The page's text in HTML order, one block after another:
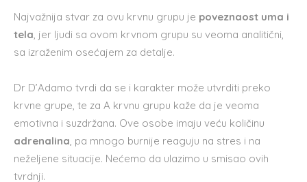
Najvažnija stvar za ovu krvnu grupu je poveznaost uma i
tela, jer ljudi sa ovom krvnom grupu su veoma analitični,
sa izraženim osećajem za detalje.
Dr D’Adamo tvrdi da se i karakter može utvrditi preko
krvne grupe, te za A krvnu grupu kaže da je veoma
emotivna i suzdržana. Ove osobe imaju veću količinu
adrenalina, pa mnogo burnije reaguju na stres i na
neželjene situacije. Nećemo da ulazimo u smisao ovih
tvrdnji.